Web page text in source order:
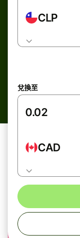
CLP
兌換至
CAD